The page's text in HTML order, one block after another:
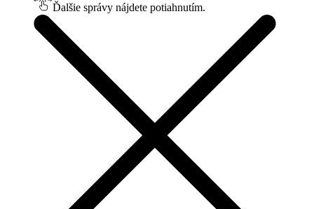
Ďalšie správy nájdete potiahnutím.